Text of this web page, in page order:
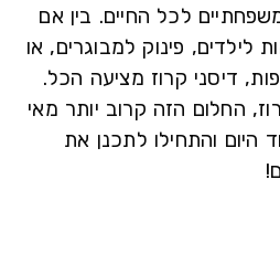
לכל החיים. בין אם
פינוק למבוגרים, או
קרוז מציעה הכל.
הזה קרוב יותר מאי
והתחילו לתכנן את